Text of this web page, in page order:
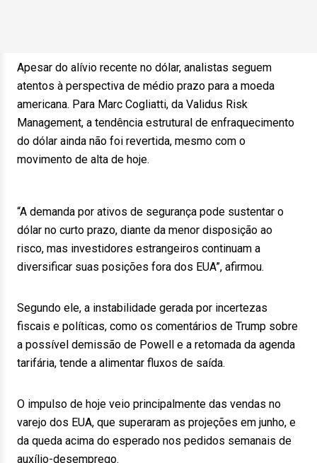
Apesar do alívio recente no dólar, analistas seguem
atentos à perspectiva de médio prazo para a moeda
americana. Para Marc Cogliatti, da Validus Risk
Management, a tendência estrutural de enfraquecimento
do dólar ainda não foi revertida, mesmo com o
movimento de alta de hoje.
“A demanda por ativos de segurança pode sustentar o
dólar no curto prazo, diante da menor disposição ao
risco, mas investidores estrangeiros continuam a
diversificar suas posições fora dos EUA”, afirmou.
Segundo ele, a instabilidade gerada por incertezas
fiscais e políticas, como os comentários de Trump sobre
a possível demissão de Powell e a retomada da agenda
tarifária, tende a alimentar fluxos de saída.
O impulso de hoje veio principalmente das vendas no
varejo dos EUA, que superaram as projeções em junho, e
da queda acima do esperado nos pedidos semanais de
auxílio-desemprego.